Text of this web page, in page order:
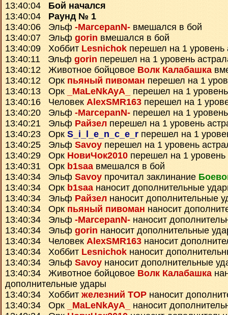
13:40:04 Бой начался
13:40:04 Раунд № 1
13:40:06 Эльф -MarcepanN- вмешался в бой
13:40:07 Эльф gorin вмешался в бой
13:40:09 Хоббит Lesnichok перешел на 1 уровень
13:40:11 Эльф gorin перешел на 1 уровень
13:40:12 Животное бойцовое Волк Калабашка
13:40:12 Орк пьяный пивоман перешел на 1
13:40:13 Орк
_MaLeNkAyA_
перешел на 1
13:40:16 Человек AlexSMR163 перешел на 1
13:40:20 Эльф -MarcepanN- перешел на 1
13:40:21 Эльф Райзел перешел на 1 уровень
13:40:23 Орк S_i_l_e_n_c_e_r перешел на 1
13:40:25 Эльф Savoy перешел на 1 уровень
13:40:29 Орк НовиЧок2010 перешел на 1 уровень
13:40:31 Орк b1saaвмешался в бой
13:40:34 Эльф Savoy прочитал заклинание
13:40:34 Орк b1saaнаносит дополнительные
13:40:34 Эльф Райзел наносит дополнительные
13:40:34 Орк пьяный пивоман наносит
13:40:34 Эльф -MarcepanN- наносит
13:40:34 Эльф gorin наносит дополнительные
13:40:34 Человек AlexSMR163 наносит
13:40:34 Хоббит Lesnichok наносит
13:40:34 Эльф Savoy наносит дополнительные
13:40:34 Животное бойцовое Волк Калабашка
дополнительные удары
13:40:34 Хоббит железний ТОР наносит
13:40:34 Орк
_MaLeNkAyA_
наносит